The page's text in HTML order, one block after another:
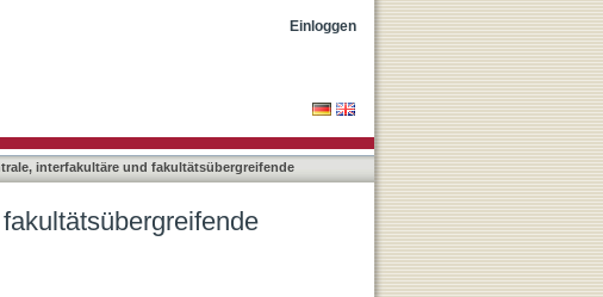
Einloggen
interfakultäre und fakultätsübergreifende